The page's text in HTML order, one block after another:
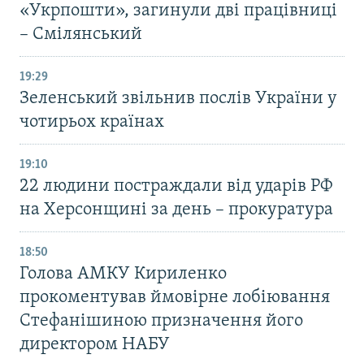
«Укрпошти», загинули дві працівниці
– Смілянський
19:29
Зеленський звільнив послів України у
чотирьох країнах
19:10
22 людини постраждали від ударів РФ
на Херсонщині за день – прокуратура
18:50
Голова АМКУ Кириленко
прокоментував ймовірне лобіювання
Стефанішиною призначення його
директором НАБУ